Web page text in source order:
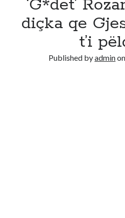
‘G*det’
diçka qe
t’i
Published byadminon